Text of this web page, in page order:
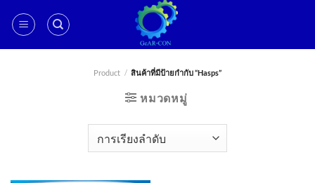
Product / สินค้าที่มีป้ายกำกับ “Hasps”
หมวดหมู่